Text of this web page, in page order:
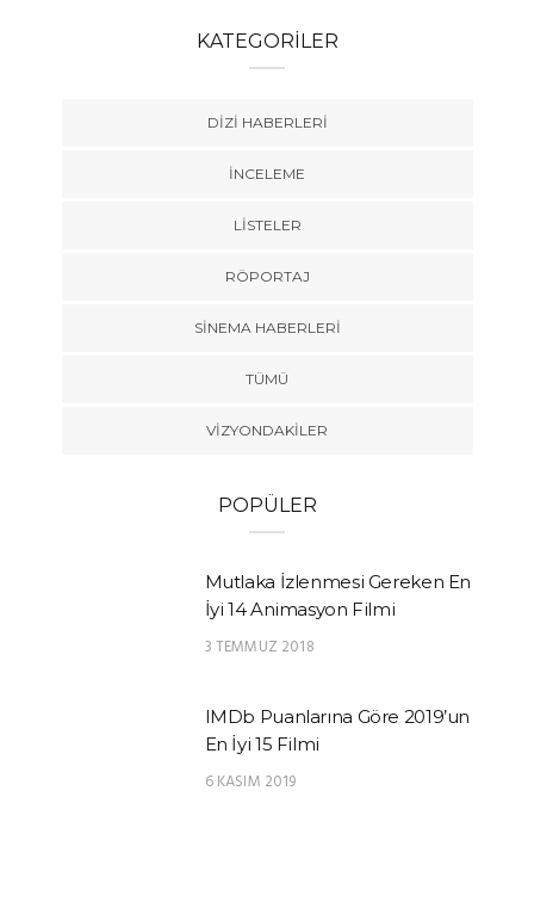
KATEGORILER
DIZI HABERLERI
İNCELEME
LISTELER
RÖPORTAJ
SINEMA HABERLERI
TÜMÜ
VIZYONDAKILER
POPÜLER
Mutlaka İzlenmesi Gereken En
İyi 14 Animasyon Filmi
3 TEMMUZ 2018
IMDb Puanlarına Göre 2019’un
En İyi 15 Filmi
6 KASIM 2019